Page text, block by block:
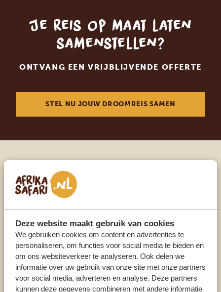
Deze website maakt gebruik van cookies
We gebruiken cookies om content en advertenties te
personaliseren, om functies voor social media te bieden en
om ons websiteverkeer te analyseren. Ook delen we
informatie over uw gebruik van onze site met onze partners
voor social media, adverteren en analyse. Deze partners
kunnen deze gegevens combineren met andere informatie
Je reis op maat laten
samenstellen?
ONTVANG EEN VRIJBLIJVENDE OFFERTE
STEL NU JOUW DROOMREIS SAMEN
Praat met een expert
ONZE SPECIALISTEN STAAN VOOR JE KLAAR
NL:+31 174 700 212
ANDERE LANDEN